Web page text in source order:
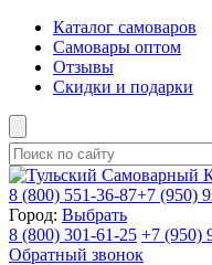
Каталог самоваров
Самовары оптом
Отзывы
Скидки и подарки
8 (800) 551-36-87+7 (950)
Город: Выбрать
8 (800) 301-61-25 +7 (950)
Обратный звонок